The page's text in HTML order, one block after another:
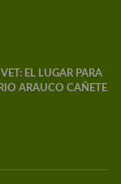
EL LUGAR PARA
ARAUCO CAÑETE